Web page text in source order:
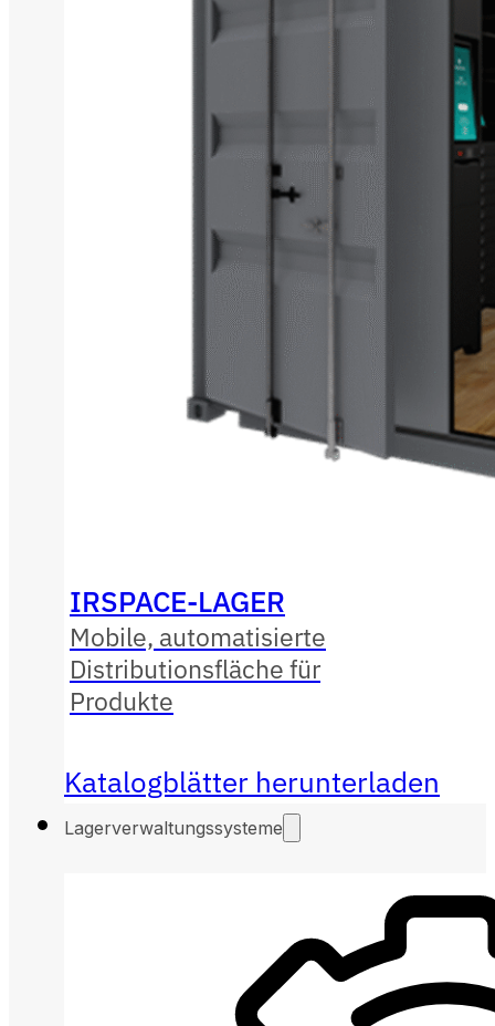
IRSPACE-LAGER
Mobile, automatisierte
Distributionsfläche für
Produkte
Katalogblätter herunterladen
Lagerverwaltungssysteme